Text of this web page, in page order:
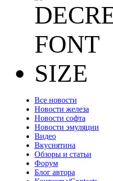
Все новости
Новости железа
Новости софта
Новости эмуляции
Видео
Вкуснятина
Обзоры и статьи
Форум
Блог автора